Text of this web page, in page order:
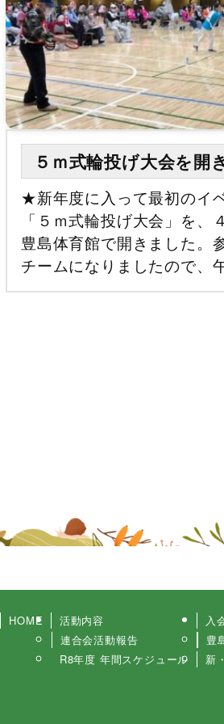
５ｍ式輪投げ大会を開
★新年度に入って最初のイ
「５ｍ式輪投げ大会」を、
豊島体育館で開きました。
チームになりましたので、
HOME
活動内容
連合会活動報告
R8年度 年間スケジュール
入
豊
新